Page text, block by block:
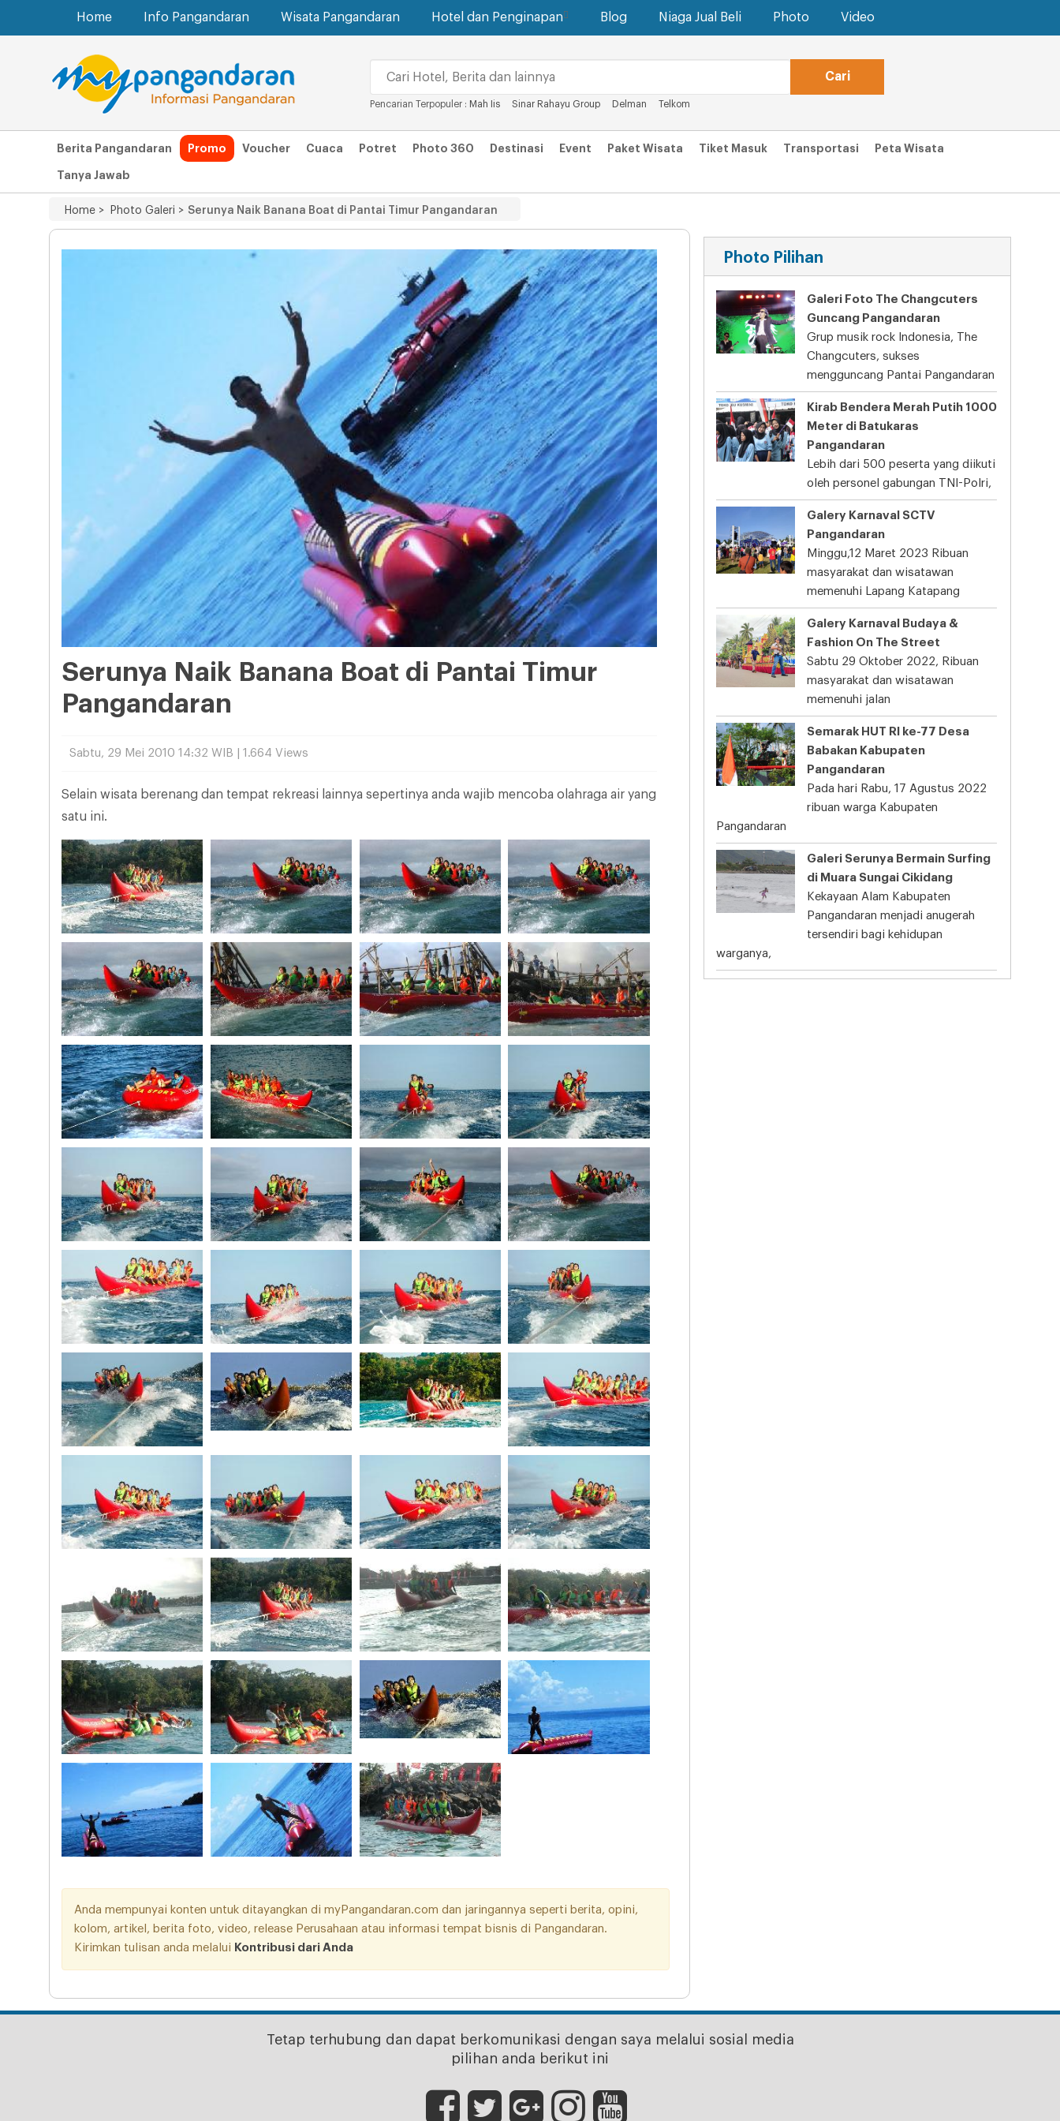
Home Info Pangandaran Wisata Pangandaran Hotel dan Penginapan Blog Niaga Jual Beli Photo Video
Pencarian Terpopuler : Mah Iis Sinar Rahayu Group Delman Telkom
Berita Pangandaran Promo Voucher Cuaca Potret Photo 360 Destinasi Event Paket Wisata Tiket Masuk Transportasi Peta Wisata
Tanya Jawab
Home > Photo Galeri > Serunya Naik Banana Boat di Pantai Timur Pangandaran
Serunya Naik Banana Boat di Pantai Timur
Pangandaran
Sabtu, 29 Mei 2010 14:32 WIB | 1.664 Views
Selain wisata berenang dan tempat rekreasi lainnya sepertinya anda wajib mencoba olahraga air yang
satu ini.
Anda mempunyai konten untuk ditayangkan di myPangandaran.com dan jaringannya seperti berita, opini,
kolom, artikel, berita foto, video, release Perusahaan atau informasi tempat bisnis di Pangandaran.
Kirimkan tulisan anda melalui Kontribusi dari Anda
Photo Pilihan
Galeri Foto The Changcuters
Guncang Pangandaran
Grup musik rock Indonesia, The
Changcuters, sukses
mengguncang Pantai Pangandaran
Kirab Bendera Merah Putih 1000
Meter di Batukaras
Pangandaran
Lebih dari 500 peserta yang diikuti
oleh personel gabungan TNI-Polri,
Galery Karnaval SCTV
Pangandaran
Minggu,12 Maret 2023 Ribuan
masyarakat dan wisatawan
memenuhi Lapang Katapang
Galery Karnaval Budaya &
Fashion On The Street
Sabtu 29 Oktober 2022, Ribuan
masyarakat dan wisatawan
memenuhi jalan
Semarak HUT RI ke-77 Desa
Babakan Kabupaten
Pangandaran
Pada hari Rabu, 17 Agustus 2022
ribuan warga Kabupaten
Pangandaran
Galeri Serunya Bermain Surfing
di Muara Sungai Cikidang
Kekayaan Alam Kabupaten
Pangandaran menjadi anugerah
tersendiri bagi kehidupan
warganya,
Tetap terhubung dan dapat berkomunikasi dengan saya melalui sosial media
pilihan anda berikut ini